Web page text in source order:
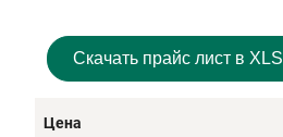
Скачать прайс лист в XLS
Цена